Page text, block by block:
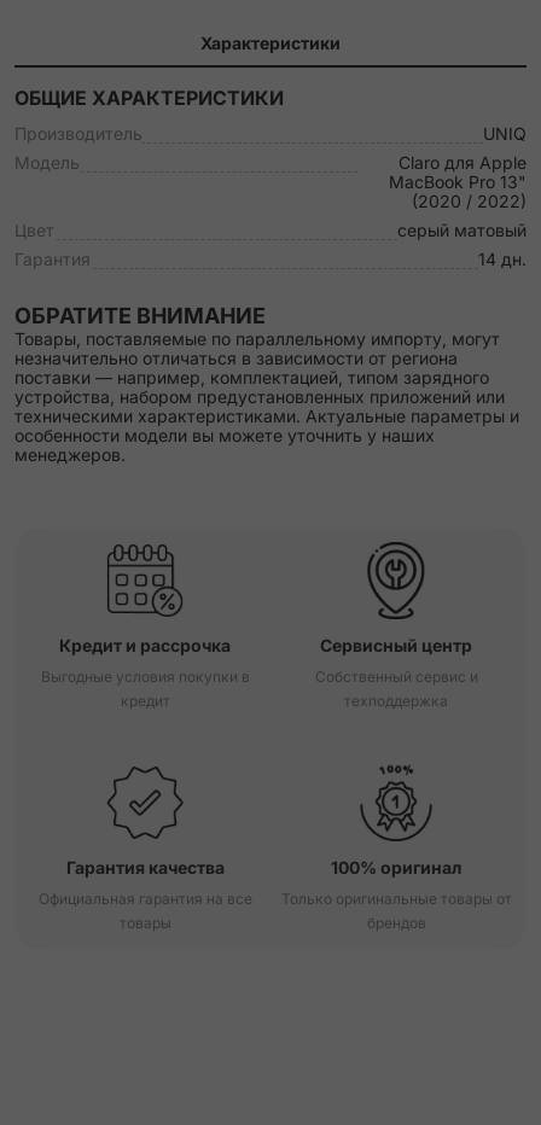
Характеристики
ОБЩИЕ ХАРАКТЕРИСТИКИ
Производитель
UNIQ
Модель
Claro для Apple
MacBook Pro 13"
(2020 / 2022)
Цвет
серый матовый
Гарантия
14 дн.
ОБРАТИТЕ ВНИМАНИЕ
Товары, поставляемые по параллельному импорту, могут
незначительно отличаться в зависимости от региона
поставки — например, комплектацией, типом зарядного
устройства, набором предустановленных приложений или
техническими характеристиками. Актуальные параметры и
особенности модели вы можете уточнить у наших
менеджеров.
Кредит и рассрочка
Выгодные условия покупки в
кредит
Сервисный центр
Собственный сервис и
техподдержка
Гарантия качества
Официальная гарантия на все
товары
100% оригинал
Только оригинальные товары от
брендов